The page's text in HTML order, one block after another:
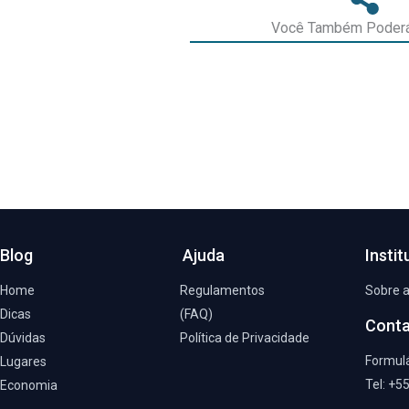
Você Também
Blog
Home
Dicas
Dúvidas
Lugares
Economia
Ajuda
Regulamentos
(FAQ)
Política de Privacidade
Sobre
Tel: